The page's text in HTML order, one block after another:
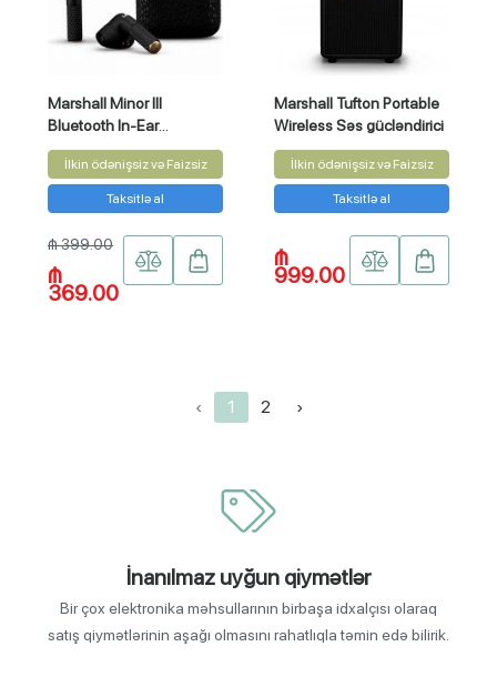
Marshall Minor III
Bluetooth In-Ear
Headphone
İlkin ödənişsiz və Faizsiz
Taksitlə al
₼ 399.00
₼
369.00
Marshall Tufton Portable
Wireless Səs gücləndirici
İlkin ödənişsiz və Faizsiz
Taksitlə al
₼
999.00
‹ 1 2 ›
İnanılmaz uyğun qiymətlər
Bir çox elektronika məhsullarının birbaşa idxalçısı olaraq
satış qiymətlərinin aşağı olmasını rahatlıqla təmin edə bilirik.